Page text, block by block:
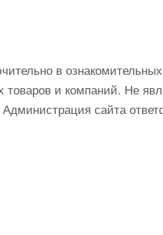
в
товаров и компаний. Не
сайта